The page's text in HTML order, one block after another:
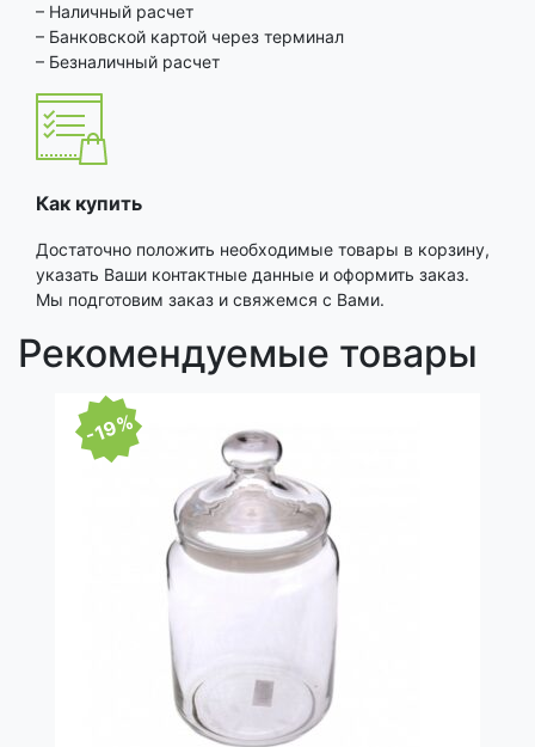
– Наличный расчет
– Банковской картой через терминал
– Безналичный расчет
Как купить
Достаточно положить необходимые товары в корзину,
указать Ваши контактные данные и оформить заказ.
Мы подготовим заказ и свяжемся с Вами.
Рекомендуемые товары
-19%